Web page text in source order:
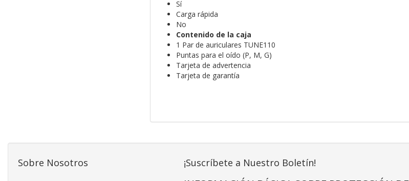
Sí
Carga rápida
No
Contenido de la caja
1 Par de auriculares TUNE110
Puntas para el oído (P, M, G)
Tarjeta de advertencia
Tarjeta de garantía
Sobre Nosotros ¡Suscríbete a Nuestro Boletín!